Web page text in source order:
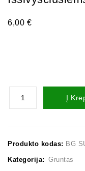
6,00 €
Į
Produkto kodas: BG
Kategorija: Gruntas